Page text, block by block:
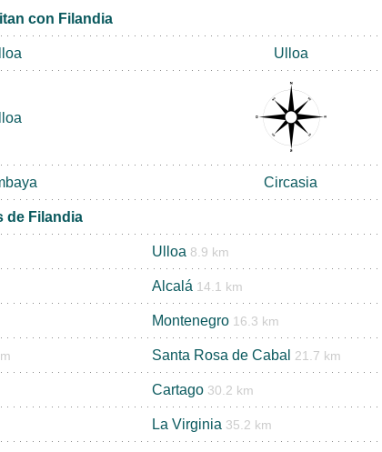
con Filandia
Ulloa
Circasia
de Filandia
Ulloa 8.9 km
Alcalá 14.1 km
Montenegro 16.3 km
Santa Rosa de Cabal 21.7 km
Cartago 30.2 km
La Virginia 35.2 km